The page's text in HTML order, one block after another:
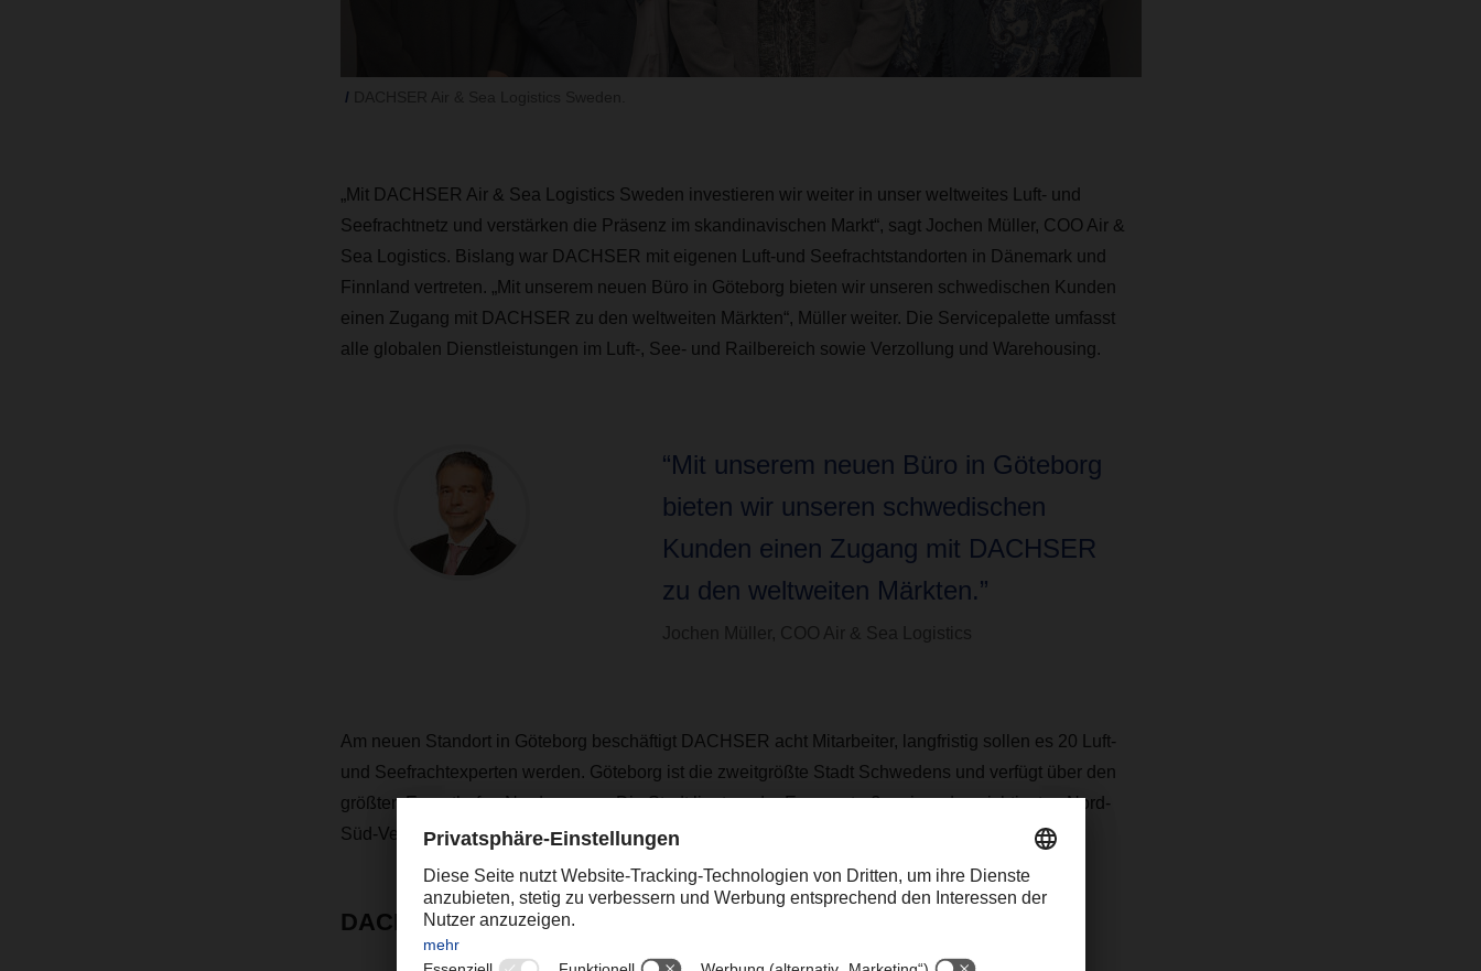
„Mit DACHSER Air & Sea Logistics Sweden investieren wir weiter in unser weltweites Luft- und
Seefrachtnetz und verstärken die Präsenz im skandinavischen Markt“, sagt Jochen Müller, COO Air &
Sea Logistics. Bislang war DACHSER mit eigenen Luft-und Seefrachtstandorten in Dänemark und
Finnland vertreten. „Mit unserem neuen Büro in Göteborg bieten wir unseren schwedischen Kunden
einen Zugang mit DACHSER zu den weltweiten Märkten“, Müller weiter. Die Servicepalette umfasst
alle globalen Dienstleistungen im Luft-, See- und Railbereich sowie Verzollung und Warehousing.
“Mit unserem neuen Büro in Göteborg
bieten wir unseren schwedischen
Kunden einen Zugang mit DACHSER
zu den weltweiten Märkten.”
Jochen Müller, COO Air & Sea Logistics
Am neuen Standort in Göteborg beschäftigt DACHSER acht Mitarbeiter, langfristig sollen es 20 Luft-
und Seefrachtexperten werden. Göteborg ist die zweitgrößte Stadt Schwedens und verfügt über den
größten Exporthafen Nordeuropas. Die Stadt liegt an der Europastraße, einer der wichtigsten Nord-
Süd-Verbindungen Schwedens und Norwegens.
DACHSER Interlocking